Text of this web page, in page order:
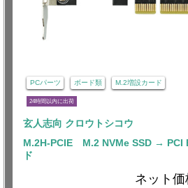
PCパーツ ボード類 M.2増設カード
24時間以内に出荷
玄人志向 クロウトシコウ
M.2H-PCIE M.2 NVMe SSD → PCI
ド
ネット価